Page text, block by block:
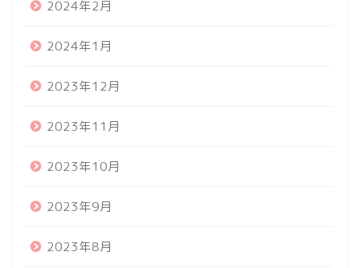
2024年2月
2024年1月
2023年12月
2023年11月
2023年10月
2023年9月
2023年8月